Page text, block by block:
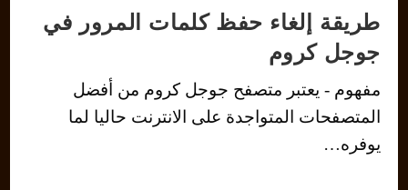
طريقة إلغاء حفظ كلمات المرور في
جوجل كروم
مفهوم - يعتبر متصفح جوجل كروم من أفضل
المتصفحات المتواجدة على الانترنت حاليا لما
يوفره…